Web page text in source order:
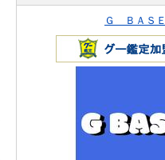
Ｇ ＢＡＳＥ